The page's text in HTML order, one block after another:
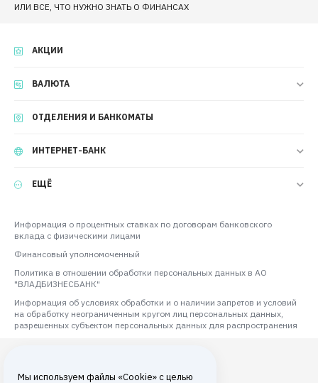
Мы используем файлы «Cookie» с целью
ИЛИ ВСЕ, ЧТО НУЖНО ЗНАТЬ О ФИНАНСАХ
АКЦИИ
ВАЛЮТА
ОТДЕЛЕНИЯ И БАНКОМАТЫ
ИНТЕРНЕТ-БАНК
ЕЩЁ
Информация о процентных ставках по договорам банковского
вклада с физическими лицами
Финансовый уполномоченный
Политика в отношении обработки персональных данных в АО
"ВЛАДБИЗНЕСБАНК"
Информация об условиях обработки и о наличии запретов и условий
на обработку неограниченным кругом лиц персональных данных,
разрешенных субъектом персональных данных для распространения